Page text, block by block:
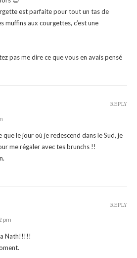
est parfaite pour tout un tas de
muffins aux courgettes, c’est une
pas me dire ce que vous en avais pensé
le jour où je redescend dans le Sud, je
me régaler avec tes brunchs !!
REPLY
pm
Nath!!!!!
REPLY